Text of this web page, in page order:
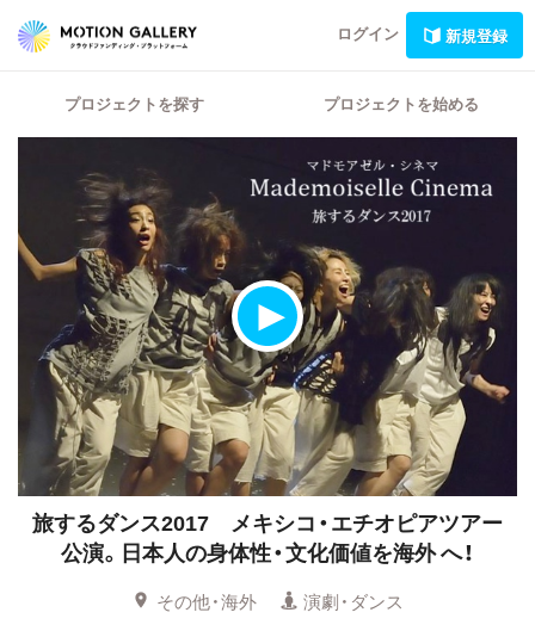
ログイン 新規登録
プロジェクトを探す プロジェクトを始める
旅するダンス2017 メキシコ・エチオピアツアー
公演。 日本人の身体性・文化価値を海外 へ！
その他・海外
演劇・ダンス